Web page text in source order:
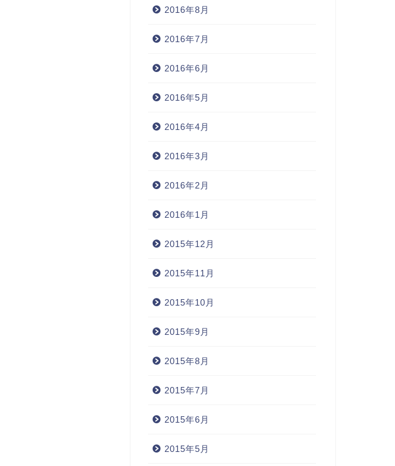
2016年8月
2016年7月
2016年6月
2016年5月
2016年4月
2016年3月
2016年2月
2016年1月
2015年12月
2015年11月
2015年10月
2015年9月
2015年8月
2015年7月
2015年6月
2015年5月